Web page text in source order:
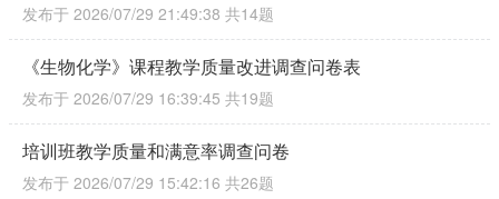
发布于 2026/07/29 21:49:38 共14题
《生物化学》课程教学质量改进调查问卷表
发布于 2026/07/29 16:39:45 共19题
培训班教学质量和满意率调查问卷
发布于 2026/07/29 15:42:16 共26题